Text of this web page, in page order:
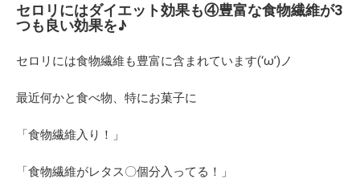
セロリにはダイエット効果も④豊富な食物繊維が3
つも良い効果を♪
セロリには食物繊維も豊富に含まれています(‘ω’)ノ
最近何かと食べ物、特にお菓子に
「食物繊維入り！」
「食物繊維がレタス〇個分入ってる！」